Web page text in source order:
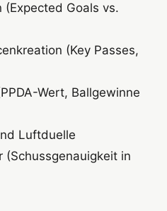
Goals vs.
(Key Passes,
Wert, Ballgewinne
Luftduelle
(Schussgenauigkeit in